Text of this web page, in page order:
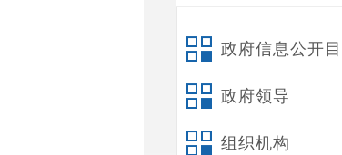
政府信息公开
政府领导
组织机构